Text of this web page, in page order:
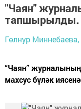
"Чаян"
тапшырылды.
Гөлнур Миннебаева,
“Чаян” журналының
махсус бүләк